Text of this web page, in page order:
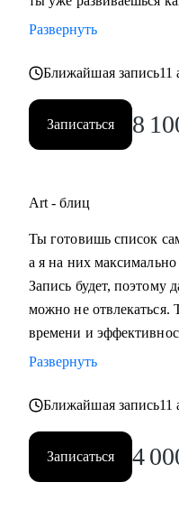
Развернуть
Ближайшая запись11
Записаться 8
Art - блиц
Ты готовишь список
а я на них
Запись будет, поэтому
можно не отвлекаться.
времени и
Развернуть
Ближайшая запись11
Записаться 4